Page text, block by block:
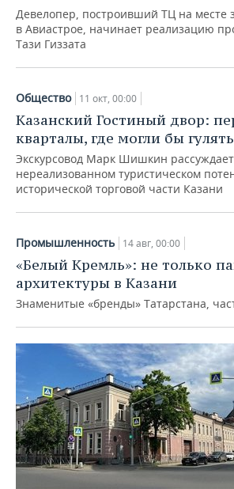
Девелопер, построивший ТЦ на месте
в Авиастрое, начинает реализацию
Тази Гиззата
Общество 11 окт, 00:00
Казанский Гостиный двор:
кварталы, где могли бы
Экскурсовод Марк Шишкин
нереализованном туристическом
исторической торговой части Казани
Промышленность 14 авг, 00:00
«Белый Кремль»: не только
архитектуры в Казани
Знаменитые «бренды» Татарстана,